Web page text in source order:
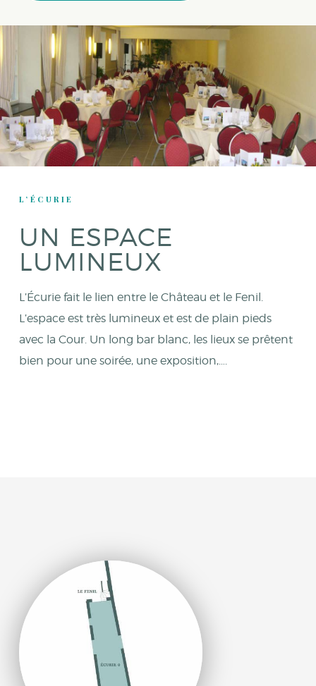
L’ÉCURIE
UN ESPACE
LUMINEUX
L’Écurie fait le lien entre le Château et le Fenil.
L’espace est très lumineux et est de plain pieds
avec la Cour. Un long bar blanc, les lieux se prêtent
bien pour une soirée, une exposition,….